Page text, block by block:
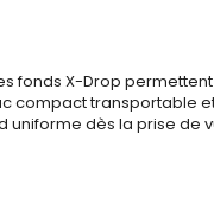
fonds X-Drop
compact transportable
uniforme dès la prise